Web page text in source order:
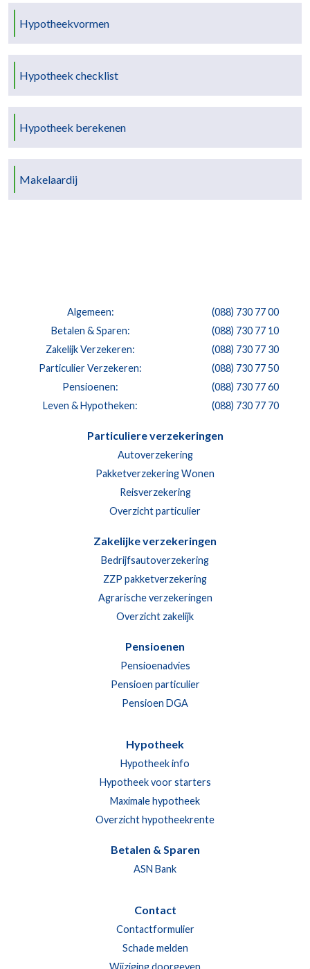
Hypotheekvormen
Hypotheek checklist
Hypotheek berekenen
Makelaardij
Algemeen:
(088) 730 77 00
Betalen & Sparen:
(088) 730 77 10
Zakelijk Verzekeren:
(088) 730 77 30
Particulier Verzekeren:
(088) 730 77 50
Pensioenen:
(088) 730 77 60
Leven & Hypotheken:
(088) 730 77 70
Particuliere verzekeringen
Autoverzekering
Pakketverzekering Wonen
Reisverzekering
Overzicht particulier
Zakelijke verzekeringen
Bedrijfsautoverzekering
ZZP pakketverzekering
Agrarische verzekeringen
Overzicht zakelijk
Pensioenen
Pensioenadvies
Pensioen particulier
Pensioen DGA
Hypotheek
Hypotheek info
Hypotheek voor starters
Maximale hypotheek
Overzicht hypotheekrente
Betalen & Sparen
ASN Bank
Contact
Contactformulier
Schade melden
Wijziging doorgeven